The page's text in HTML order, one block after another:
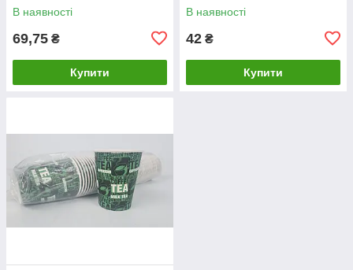
В наявності
69,75 ₴
Купити
В наявності
42 ₴
Купити